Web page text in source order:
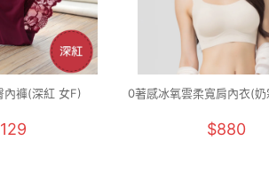
內褲(深紅 女F) 0著感冰氧雲柔寬肩內衣(
$880